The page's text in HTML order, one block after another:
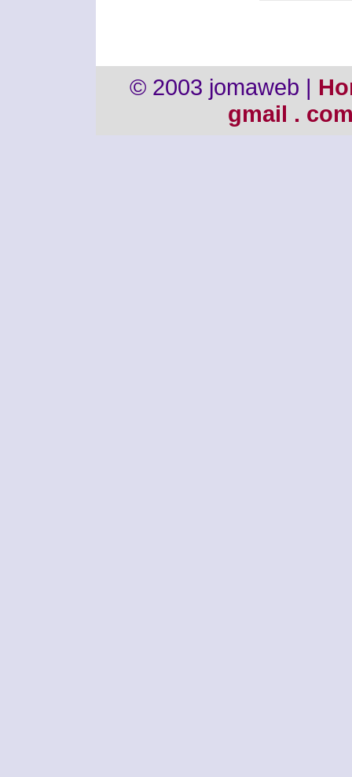
© 2003 jomaweb |
gmail .